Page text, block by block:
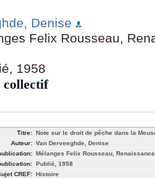
Denise
Felix Rousseau,
1958
collectif
Titre: Note sur le droit de pêche dans la
Auteur: Van Derveeghde, Denise
Mélanges Felix Rousseau,
Publié, 1958
CREF: Histoire